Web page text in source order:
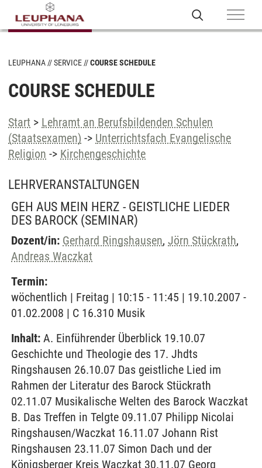
LEUPHANA SERVICE COURSE SCHEDULE
COURSE SCHEDULE
Start > Lehramt an Berufsbildenden Schulen
(Staatsexamen) -> Unterrichtsfach Evangelische
Religion -> Kirchengeschichte
LEHRVERANSTALTUNGEN
GEH AUS MEIN HERZ - GEISTLICHE LIEDER
DES BAROCK (SEMINAR)
Dozent/in: Gerhard Ringshausen, Jörn Stückrath,
Andreas Waczkat
Termin:
wöchentlich | Freitag | 10:15 - 11:45 | 19.10.2007 -
01.02.2008 | C 16.310 Musik
Inhalt: A. Einführender Überblick 19.10.07
Geschichte und Theologie des 17. Jhdts
Ringshausen 26.10.07 Das geistliche Lied im
Rahmen der Literatur des Barock Stückrath
02.11.07 Musikalische Welten des Barock Waczkat
B. Das Treffen in Telgte 09.11.07 Philipp Nicolai
Ringshausen/Waczkat 16.11.07 Johann Rist
Ringshausen 23.11.07 Simon Dach und der
Königsberger Kreis Waczkat 30.11.07 Georg